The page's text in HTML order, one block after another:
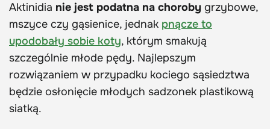
Aktinidia nie jest podatna na choroby grzybowe,
mszyce czy gąsienice, jednak pnącze to
upodobały sobie koty, którym smakują
szczególnie młode pędy. Najlepszym
rozwiązaniem w przypadku kociego sąsiedztwa
będzie osłonięcie młodych sadzonek plastikową
siatką.